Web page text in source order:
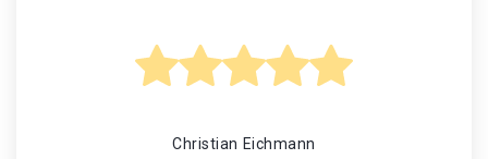
Christian Eichmann